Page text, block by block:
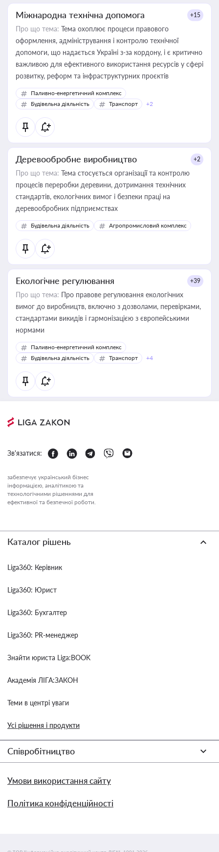
Міжнародна технічна допомога +15
Про що тема: Тема охоплює процеси правового
оформлення, адміністрування і контролю технічної
допомоги, що надається Україні з-за кордону, і є критично
важливою для ефективного використання ресурсів у сфері
розвитку, реформ та інфраструктурних проєктів
Паливно-енергетичний комплекс
Будівельна діяльність
Транспорт +2
Деревообробне виробництво +2
Про що тема: Тема стосується організації та контролю
процесів переробки деревини, дотримання технічних
стандартів, екологічних вимог і безпеки праці на
деревообробних підприємствах
Будівельна діяльність Агропромисловий комплекс
Екологічне регулювання +39
Про що тема: Про правове регулювання екологічних
вимог до виробництв, включно з дозволами, перевірками,
стандартами викидів і гармонізацією з європейськими
нормами
Паливно-енергетичний комплекс
Будівельна діяльність
Транспорт +4
Зв'язатися:
забезпечує український бізнес
інформацією, аналітикою та
технологічними рішеннями для
ефективної та безпечної роботи.
Каталог рішень
Liga360: Керівник
Liga360: Юрист
Liga360: Бухгалтер
Liga360: PR-менеджер
Знайти юриста Liga:BOOK
Академія ЛІГА:ЗАКОН
Теми в центрі уваги
Усі рішення і продукти
Співробітництво
Умови використання сайту
Політика конфіденційності